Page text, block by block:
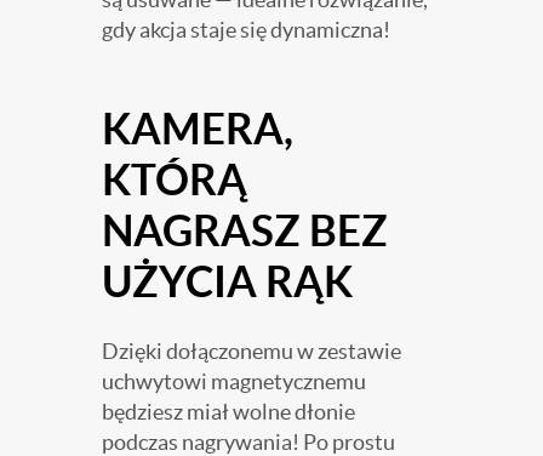
gdy akcja staje się dynamiczna!
KAMERA,
KTÓRĄ
NAGRASZ BEZ
UŻYCIA RĄK
Dzięki dołączonemu w zestawie
uchwytowi magnetycznemu
będziesz miał wolne dłonie
podczas nagrywania! Po prostu